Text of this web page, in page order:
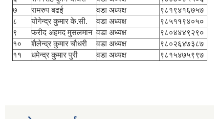
७
रामरुप बढई वडा अध्यक्ष
९८१९४१६७५७
८
योगेन्द्र कुमार के.सी. वडा अध्यक्ष
९८५११९४०५०
९
फरीद अहमद मुसलमान वडा अध्यक्ष
९८०४४४९२९०
१०
शैलेन्द्र कुमार चौधरी वडा अध्यक्ष
९८०२६४७३८७
११
धमेन्द्र कुमार पुरी वडा अध्यक्ष ९८१५४७५९९७